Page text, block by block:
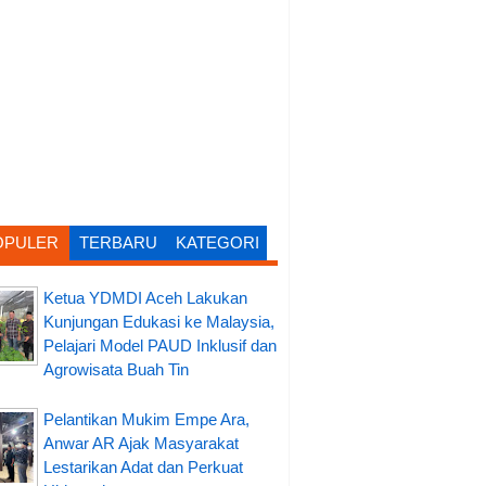
TERBARU KATEGORI
Ketua YDMDI Aceh Lakukan
Kunjungan Edukasi ke Malaysia,
Pelajari Model PAUD Inklusif dan
Agrowisata Buah Tin
Pelantikan Mukim Empe Ara,
Anwar AR Ajak Masyarakat
Lestarikan Adat dan Perkuat